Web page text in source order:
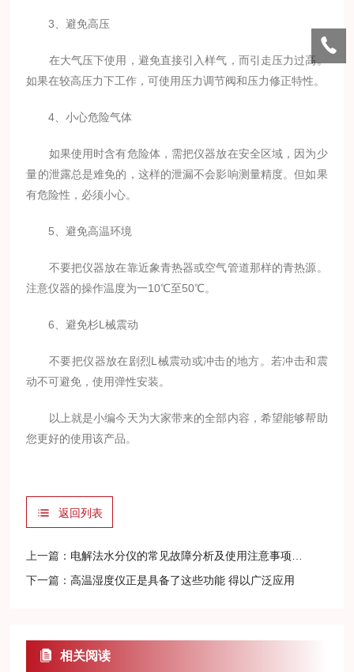
3、避免高压
在大气压下使用，避免直接引入样气，而引走压力过高。
如果在较高压力下工作，可使用压力调节阀和压力修正特性。
4、小心危险气体
如果使用时含有危险体，需把仪器放在安全区域，因为少
量的泄露总是难免的，这样的泄漏不会影响测量精度。但如果
有危险性，必须小心。
5、避免高温环境
不要把仪器放在靠近象青热器或空气管道那样的青热源。
注意仪器的操作温度为一10℃至50℃。
6、避免杉L械震动
不要把仪器放在剧烈L械震动或冲击的地方。若冲击和震
动不可避免，使用弹性安装。
以上就是小编今天为大家带来的全部内容，希望能够帮助
您更好的使用该产品。
返回列表
上一篇： 电解法水分仪的常见故障分析及使用注意事项介绍
下一篇：高温湿度仪正是具备了这些功能 得以广泛应用
相关阅读